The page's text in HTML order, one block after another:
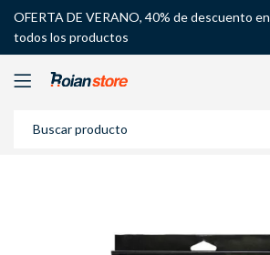
OFERTA DE VERANO, 40% de descuento en
todos los productos